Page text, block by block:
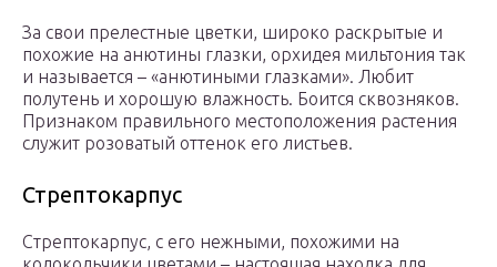
За свои прелестные цветки, широко раскрытые и
похожие на анютины глазки, орхидея мильтония так
и называется – «анютиными глазками». Любит
полутень и хорошую влажность. Боится сквозняков.
Признаком правильного местоположения растения
служит розоватый оттенок его листьев.
Стрептокарпус
Стрептокарпус, с его нежными, похожими на